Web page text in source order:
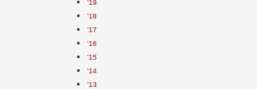
'19
'18
'17
'16
'15
'14
'13